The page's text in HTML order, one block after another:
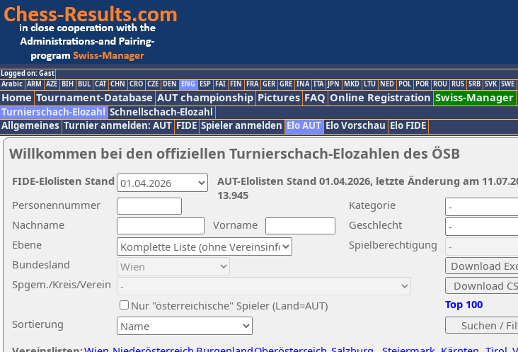
Logged on: Gast
Arabic ARM AZE BIH BUL CAT CHN CRO CZE DEN ENG ESP FAI FIN FRA GER GRE INA ITA JPN MKD LTU NED POL POR ROU RUS SRB SVK SWE
Home Tournament-Database AUT championship Pictures FAQ Online Registration Swiss-Manager
Turnierschach-Elozahl Schnellschach-Elozahl
Allgemeines Turnier anmelden: AUT FIDE Spieler anmelden Elo AUT Elo Vorschau Elo FIDE
Willkommen bei den offiziellen Turnierschach-Elozahlen des ÖSB
Nachname
Vorname
Ebene
Kategorie
Sortierung
Personennummer
Bundesland
Spgem./Kreis/Verein
Geschlecht
Nur "österreichische" Spieler (Land=AUT)
Spielberechtigung
Top 100
AUT-Elolisten Stand 01.04.2026, letzte Änderung am
13.945
FIDE-Elolisten Stand